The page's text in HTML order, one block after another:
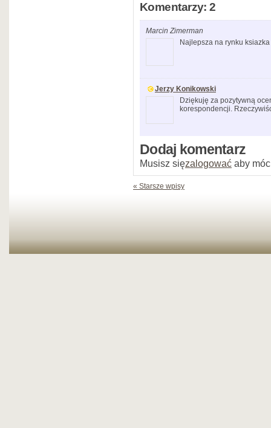
Komentarzy: 2
Marcin Zimerman
Najlepsza na rynku
Jerzy Konikowski
Dziękuję za pozytywną
korespondencji.
Dodaj komentarz
Musisz sięzalogować aby
« Starsze wpisy